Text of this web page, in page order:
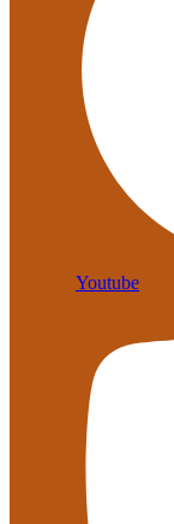
Youtube